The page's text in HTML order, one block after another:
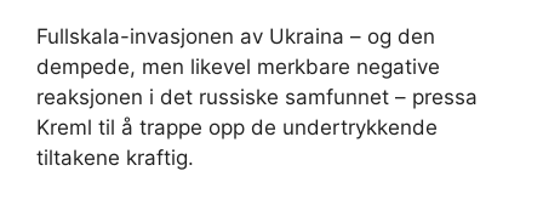
Fullskala-invasjonen av Ukraina – og den
dempede, men likevel merkbare negative
reaksjonen i det russiske samfunnet – pressa
Kreml til å trappe opp de undertrykkende
tiltakene kraftig.